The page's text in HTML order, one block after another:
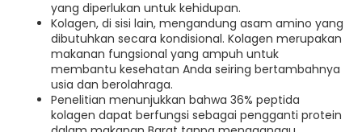
yang diperlukan untuk kehidupan.
Kolagen, di sisi lain, mengandung asam amino yang
dibutuhkan secara kondisional. Kolagen merupakan
makanan fungsional yang ampuh untuk
membantu kesehatan Anda seiring bertambahnya
usia dan berolahraga.
Penelitian menunjukkan bahwa 36% peptida
kolagen dapat berfungsi sebagai pengganti protein